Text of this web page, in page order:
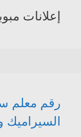
إعلانات
رقم معلم
السيراميك